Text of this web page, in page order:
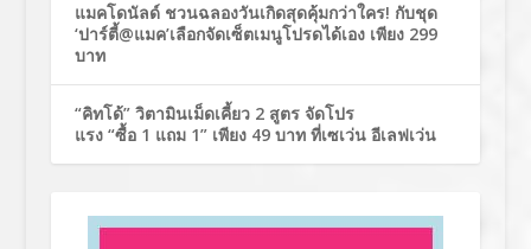
แมคโดนัลด์ ชวนฉลองวันเกิดสุดคุ้มกว่าใคร! กับชุด
‘ปาร์ตี้@แมค’เลือกจัดเซ็ตเมนูโปรดได้เอง เพียง 299
บาท
“คิทโด้” วิตามินเม็ดเคี้ยว 2 สูตร จัดโปร
แรง “ซื้อ 1 แถม 1” เพียง 49 บาท ที่เซเว่น อีเลฟเว่น